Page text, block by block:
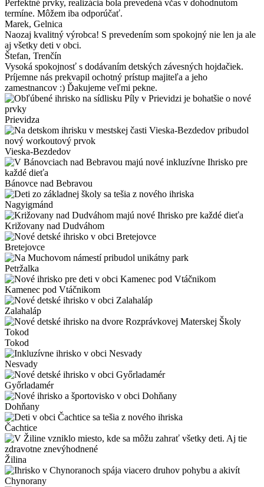
Perfektné prvky, realizácia bola prevedená včas v dohodnutom
termíne. Môžem iba odporúčať.
Marek, Gelnica
Naozaj kvalitný výrobca! S prevedením som spokojný nie len ja ale
aj všetky deti v obci.
Štefan, Trenčín
Vysoká spokojnosť s dodávaním detských závesných hojdačiek.
Príjemne nás prekvapil ochotný prístup majiteľa a jeho
zamestnancov :) Ďakujeme veľmi pekne.
Prievidza
Vieska-Bezdedov
Bánovce nad Bebravou
Nagyigmánd
Križovany nad Dudváhom
Bretejovce
Petržalka
Kamenec pod Vtáčnikom
Zalahaláp
Tokod
Nesvady
Győrladamér
Dohňany
Čachtice
Žilina
Chynorany